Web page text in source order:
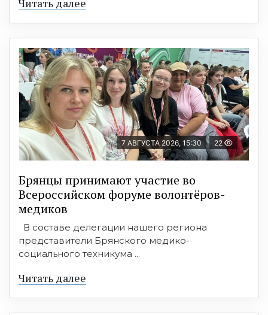
Читать далее
7 АВГУСТА 2026, 15:30 22
Брянцы принимают участие во
Всероссийском форуме волонтёров-
медиков
В составе делегации нашего региона
представители Брянского медико-
социального техникума ...
Читать далее